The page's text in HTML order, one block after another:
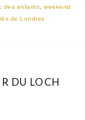
des enfants ,weekend
de Londres
DU LOCH